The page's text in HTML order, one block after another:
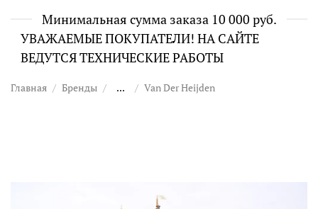
Минимальная сумма заказа 10 000 руб.
УВАЖАЕМЫЕ ПОКУПАТЕЛИ! НА САЙТЕ
ВЕДУТСЯ ТЕХНИЧЕСКИЕ РАБОТЫ
Главная Бренды ... Van Der Heijden